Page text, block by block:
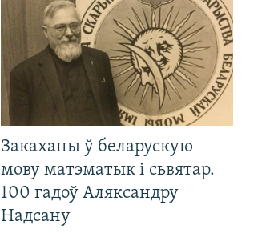
Закаханы ў беларускую
мову матэматык і сьвятар.
100 гадоў Аляксандру
Надсану